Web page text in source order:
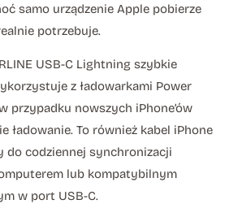
samo urządzenie Apple pobierze
potrzebuje.
USB-C Lightning szybkie
z ładowarkami Power
przypadku nowszych iPhone’ów
ładowanie. To również kabel iPhone
do codziennej synchronizacji
lub kompatybilnym
w port USB-C.